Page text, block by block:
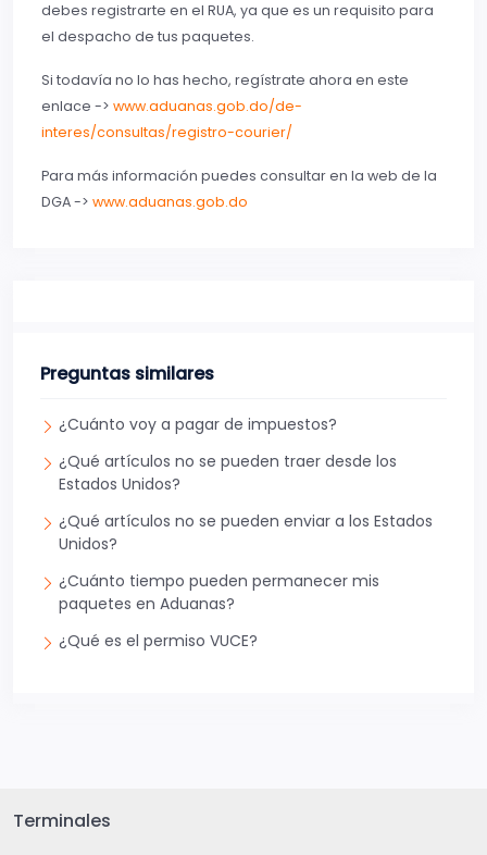
debes registrarte en el RUA, ya que es un requisito para
el despacho de tus paquetes.
Si todavía no lo has hecho, regístrate ahora en este
enlace -> www.aduanas.gob.do/de-
interes/consultas/registro-courier/
Para más información puedes consultar en la web de la
DGA -> www.aduanas.gob.do
Preguntas similares
¿Cuánto voy a pagar de impuestos?
¿Qué artículos no se pueden traer desde los
Estados Unidos?
¿Qué artículos no se pueden enviar a los Estados
Unidos?
¿Cuánto tiempo pueden permanecer mis
paquetes en Aduanas?
¿Qué es el permiso VUCE?
Terminales